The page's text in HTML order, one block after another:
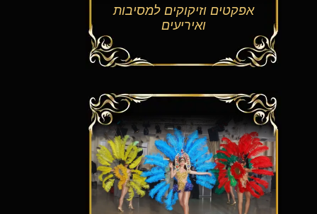
אפקטים וזיקוקים למסיבות
ואיריעים